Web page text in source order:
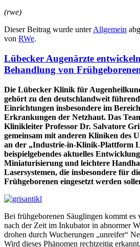
(rwe)
Dieser Beitrag wurde unterAllgemein
von RWe.
Lübecker Augenärzte
Behandlung von
Die Lübecker Klinik für
gehört zu den deutschlandweit
Einrichtungen insbesondere im
Erkrankungen der Netzhaut. Das
Klinikleiter Professor Dr. Salvatore
gemeinsam mit anderen Kliniken des
an der „Industrie-in-Klinik-Plattform
beispielgebendes aktuelles
Miniaturisierung und leichtere
Lasersystemen, die insbesondere für
Frühgeborenen eingesetzt werden
Bei frühgeborenen Säuglingen kommt es
nach der Zeit im Inkubator in abnormer
drohen durch Wucherungen „unreifer“
Wird dieses Phänomen rechtzeitig